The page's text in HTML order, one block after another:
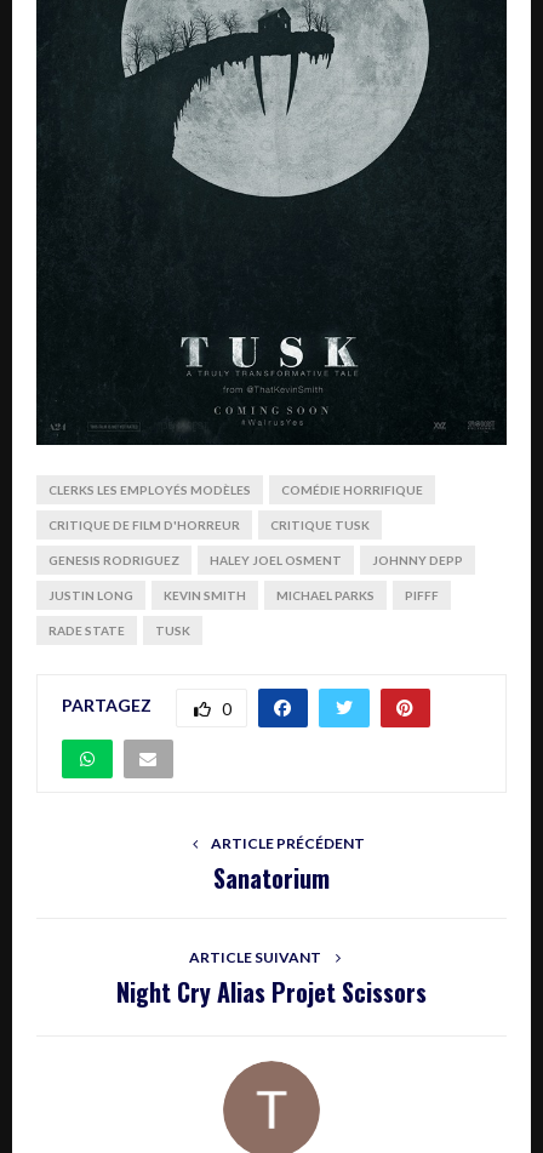
CLERKS LES EMPLOYÉS MODÈLES COMÉDIE HORRIFIQUE
CRITIQUE DE FILM D'HORREUR CRITIQUE TUSK
GENESIS RODRIGUEZ HALEY JOEL OSMENT JOHNNY DEPP
JUSTIN LONG KEVIN SMITH MICHAEL PARKS PIFFF
RADE STATE TUSK
PARTAGEZ 0
ARTICLE PRÉCÉDENT
Sanatorium
ARTICLE SUIVANT
Night Cry Alias Projet Scissors